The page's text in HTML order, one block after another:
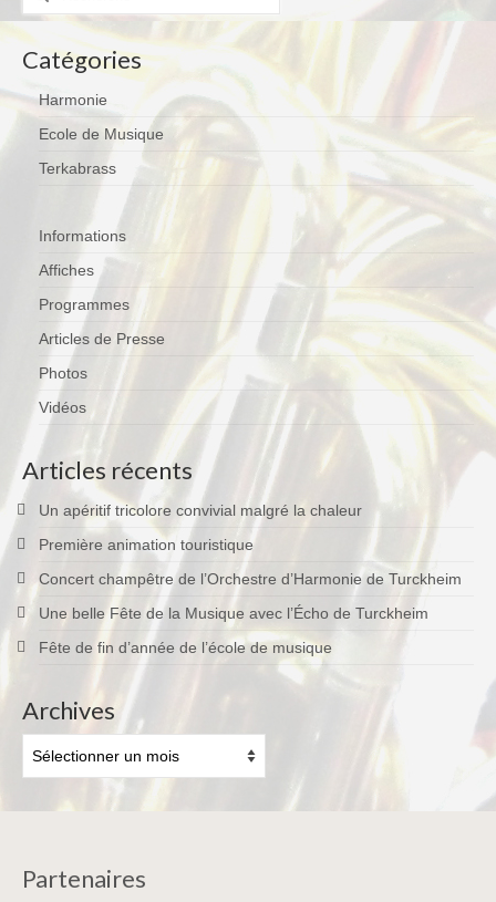
Catégories
Harmonie
Ecole de Musique
Terkabrass
Informations
Affiches
Programmes
Articles de Presse
Photos
Vidéos
Articles récents
Un apéritif tricolore convivial malgré la chaleur
Première animation touristique
Concert champêtre de l’Orchestre d’Harmonie de Turckheim
Une belle Fête de la Musique avec l’Écho de Turckheim
Fête de fin d’année de l’école de musique
Archives
Partenaires